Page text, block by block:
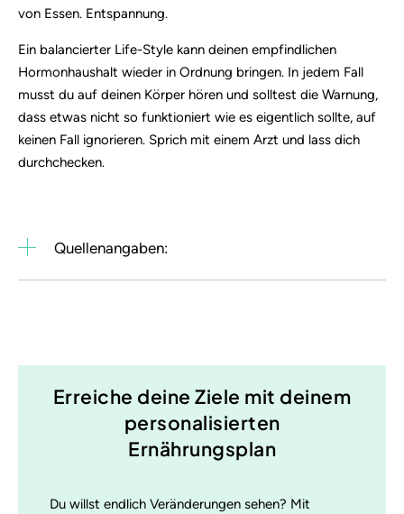
von Essen. Entspannung.
Ein balancierter Life-Style kann deinen empfindlichen
Hormonhaushalt wieder in Ordnung bringen. In jedem Fall
musst du auf deinen Körper hören und solltest die Warnung,
dass etwas nicht so funktioniert wie es eigentlich sollte, auf
keinen Fall ignorieren. Sprich mit einem Arzt und lass dich
durchchecken.
Quellenangaben:
Erreiche deine Ziele mit deinem
personalisierten
Ernährungsplan
Du willst endlich Veränderungen sehen? Mit